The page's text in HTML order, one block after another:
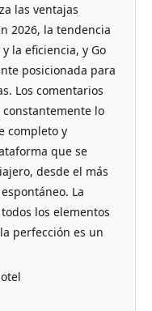
las ventajas
2026, la tendencia
la eficiencia, y Go
posicionada para
Los comentarios
lo
completo y
que se
desde el más
La
los elementos
perfección es un